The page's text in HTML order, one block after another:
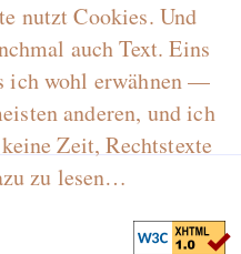
nutzt Cookies. Und
auch Text. Eins
ich wohl erwähnen —
anderen, und ich
Zeit, Rechtstexte
zu lesen…
Draketo neu: Beiträge
Alltag in
Klimaneutralen Welt